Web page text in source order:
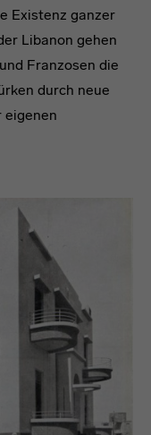
Existenz ganzer
Libanon gehen
Franzosen die
durch neue
eigenen